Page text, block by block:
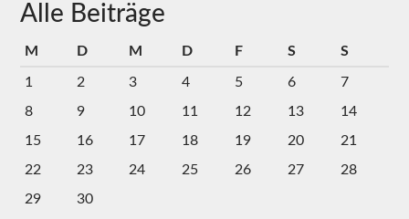
Alle Beiträge
M D M D F S S
1 2 3 4 5 6
7
8
9 10 11 12 13
14
15
16 17 18 19 20
21
22
23 24 25 26 27
28
29
30